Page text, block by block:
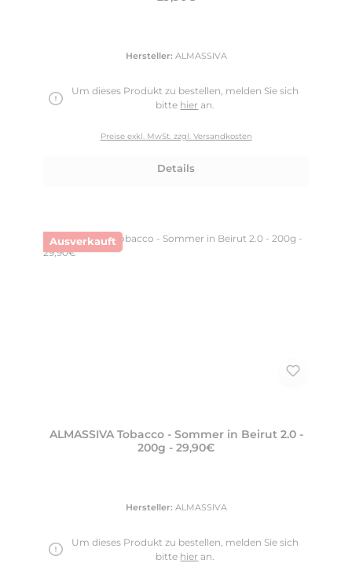
Hersteller: ALMASSIVA
Um dieses Produkt zu bestellen, melden Sie sich
bitte hier an.
Preise exkl. MwSt. zzgl. Versandkosten
Details
Ausverkauft
ALMASSIVA Tobacco - Sommer in Beirut 2.0 -
200g - 29,90€
Hersteller: ALMASSIVA
Um dieses Produkt zu bestellen, melden Sie sich
bitte hier an.